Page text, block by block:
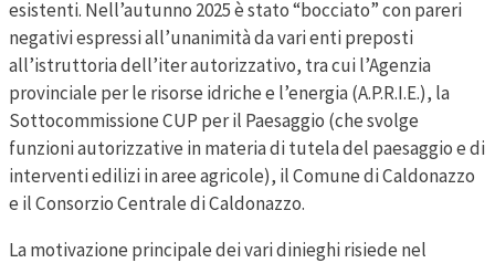
esistenti. Nell’autunno 2025 è stato “bocciato” con pareri
negativi espressi all’unanimità da vari enti preposti
all’istruttoria dell’iter autorizzativo, tra cui l’Agenzia
provinciale per le risorse idriche e l’energia (A.P.R.I.E.), la
Sottocommissione CUP per il Paesaggio (che svolge
funzioni autorizzative in materia di tutela del paesaggio e di
interventi edilizi in aree agricole), il Comune di Caldonazzo
e il Consorzio Centrale di Caldonazzo.
La motivazione principale dei vari dinieghi risiede nel